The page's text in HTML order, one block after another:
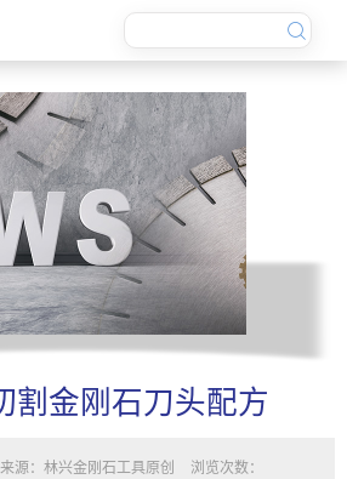
割金刚石刀头配方
来源：林兴金刚石工具原创 浏览次数：